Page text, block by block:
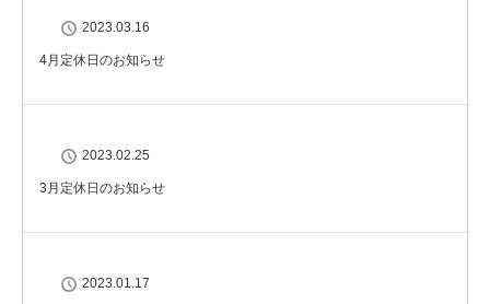
2023.03.16
4月定休日のお知らせ
2023.02.25
3月定休日のお知らせ
2023.01.17